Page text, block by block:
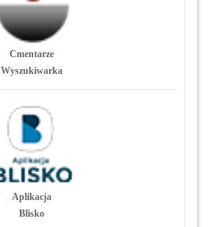
Cmentarze
Wyszukiwarka
Aplikacja
Blisko